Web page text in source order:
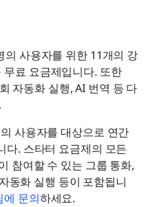
의 사용자를 위한 11개의 강
료 요금제입니다. 또한
자동화 실행, AI 번역 등 다
사용자를 대상으로 연간
다. 스타터 요금제의 모든
참여할 수 있는 그룹 통화,
동화 실행 등이 포함됩니
에 문의하세요.